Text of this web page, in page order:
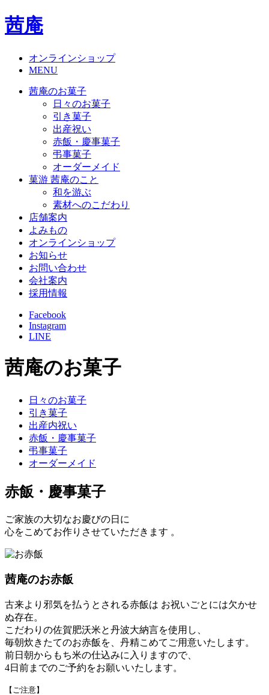
茜庵
オンラインショップ
MENU
茜庵のお菓子
日々のお菓子
引き菓子
出産祝い
赤飯・慶事菓子
弔事菓子
オーダーメイド
菓游 茜庵のこと
和を游ぶ
素材へのこだわり
店舗案内
よみもの
オンラインショップ
お知らせ
お問い合わせ
会社案内
採用情報
Facebook
Instagram
LINE
茜庵のお菓子
日々のお菓子
引き菓子
出産内祝い
赤飯・慶事菓子
弔事菓子
オーダーメイド
赤飯・慶事菓子
ご家族の大切なお慶びの日に
心をこめてお作りさせていただきます 。
茜庵のお赤飯
古来より邪気を払うとされる赤飯は お祝いごとには欠かせ
ぬ存在。
こだわりの佐賀肥沃米と丹波大納言を使用し、
毎朝炊きたてのお赤飯を、丹精こめてご用意いたします。
前日朝からもち米の仕込みに入りますので、
4日前までのご予約をお願いいたします。
【ご注意】